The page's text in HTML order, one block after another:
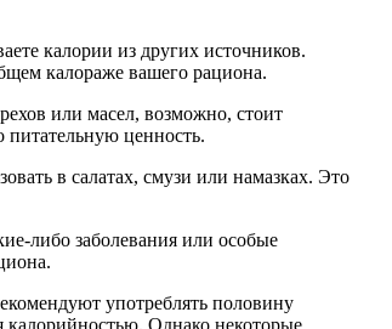
калории из других источников.
калораже вашего рациона.
или масел, возможно, стоит
питательную ценность.
в салатах, смузи или намазках. Это
либо заболевания или особые
употреблять половину